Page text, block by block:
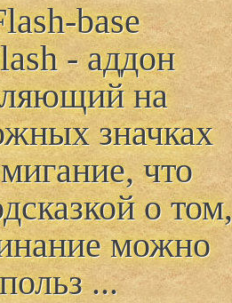
base
- аддон
на
значках
что
о том,
можно
...